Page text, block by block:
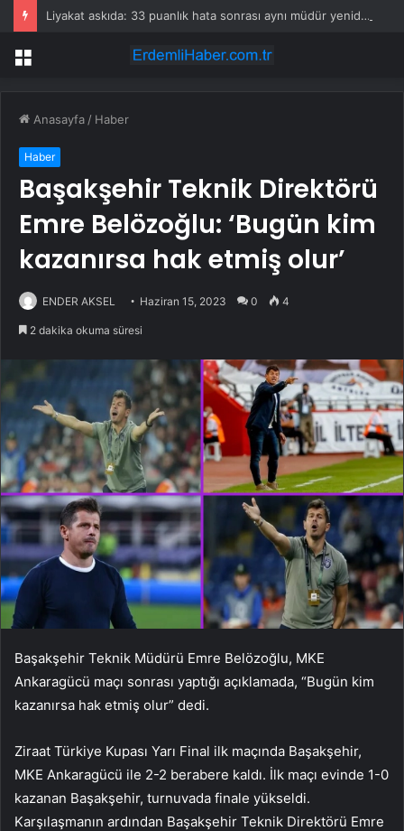
Liyakat askıda: 33 puanlık hata sonrası aynı müdür yeniden görevlendirildi
Menü
Anasayfa / Haber
Haber
Başakşehir Teknik Direktörü
Emre Belözoğlu: ‘Bugün kim
kazanırsa hak etmiş olur’
ENDER AKSEL Haziran 15, 2023 0 4
2 dakika okuma süresi
Başakşehir Teknik Müdürü Emre Belözoğlu, MKE
Ankaragücü maçı sonrası yaptığı açıklamada, “Bugün kim
kazanırsa hak etmiş olur” dedi.
Ziraat Türkiye Kupası Yarı Final ilk maçında Başakşehir,
MKE Ankaragücü ile 2-2 berabere kaldı. İlk maçı evinde 1-0
kazanan Başakşehir, turnuvada finale yükseldi.
Karşılaşmanın ardından Başakşehir Teknik Direktörü Emre